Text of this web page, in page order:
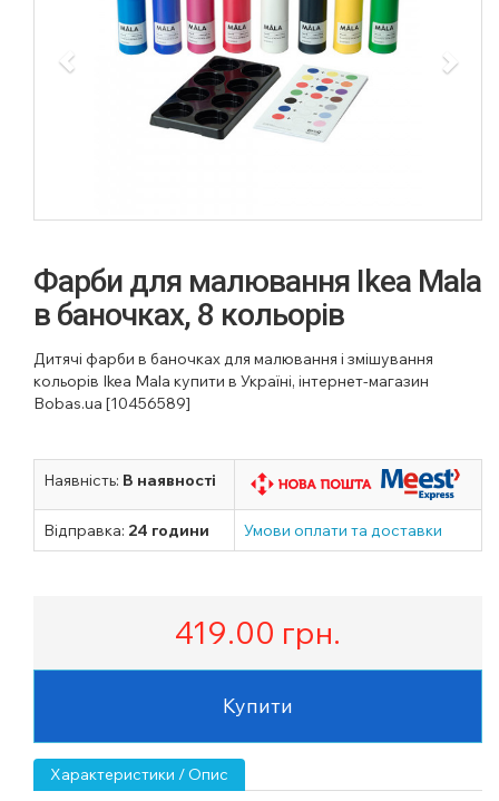
Фарби для малювання Ikea Mala
в баночках, 8 кольорів
Дитячі фарби в баночках для малювання і змішування
кольорів Ikea Mala купити в Україні, інтернет-магазин
Bobas.ua [10456589]
Наявність: В наявності
Відправка: 24 години Умови оплати та доставки
419.00 грн.
Купити
Характеристики / Опис